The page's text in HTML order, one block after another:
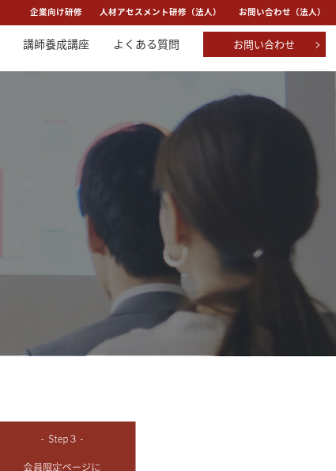
企業向け研修 人材アセスメント研修（法人） お問い合わせ（法人）
講師養成講座 よくある質問 お問い合わせ